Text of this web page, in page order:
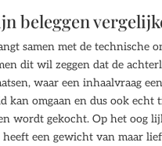
beleggen
samen met de technische
dit wil zeggen dat de
waar een inhaalvraag
kan omgaan en dus ook
wordt gekocht. Op het oog
een gewicht van maar